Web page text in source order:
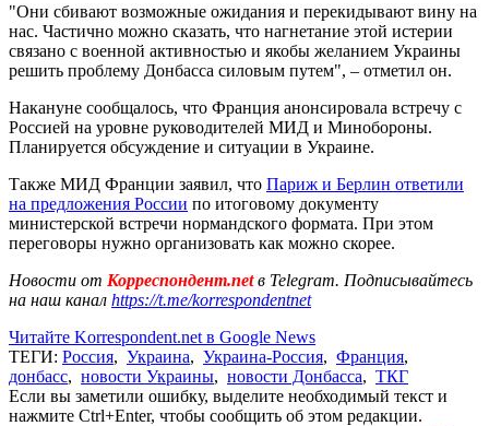
"Они сбивают возможные ожидания и перекидывают вину на
нас. Частично можно сказать, что нагнетание этой истерии
связано с военной активностью и якобы желанием Украины
решить проблему Донбасса силовым путем", – отметил он.
Накануне сообщалось, что Франция анонсировала встречу с
Россией на уровне руководителей МИД и Минобороны.
Планируется обсуждение и ситуации в Украине.
Также МИД Франции заявил, что Париж и Берлин ответили
на предложения России по итоговому документу
министерской встречи нормандского формата. При этом
переговоры нужно организовать как можно скорее.
Новости от Корреспондент.netв Telegram. Подписывайтесь
на наш канал https://t.me/korrespondentnet
Читайте Korrespondent.net в Google News
ТЕГИ: Россия, Украина, Украина-Россия, Франция,
донбасс, новости Украины, новости Донбасса, ТКГ
Если вы заметили ошибку, выделите необходимый текст и
нажмите Ctrl+Enter, чтобы сообщить об этом редакции.